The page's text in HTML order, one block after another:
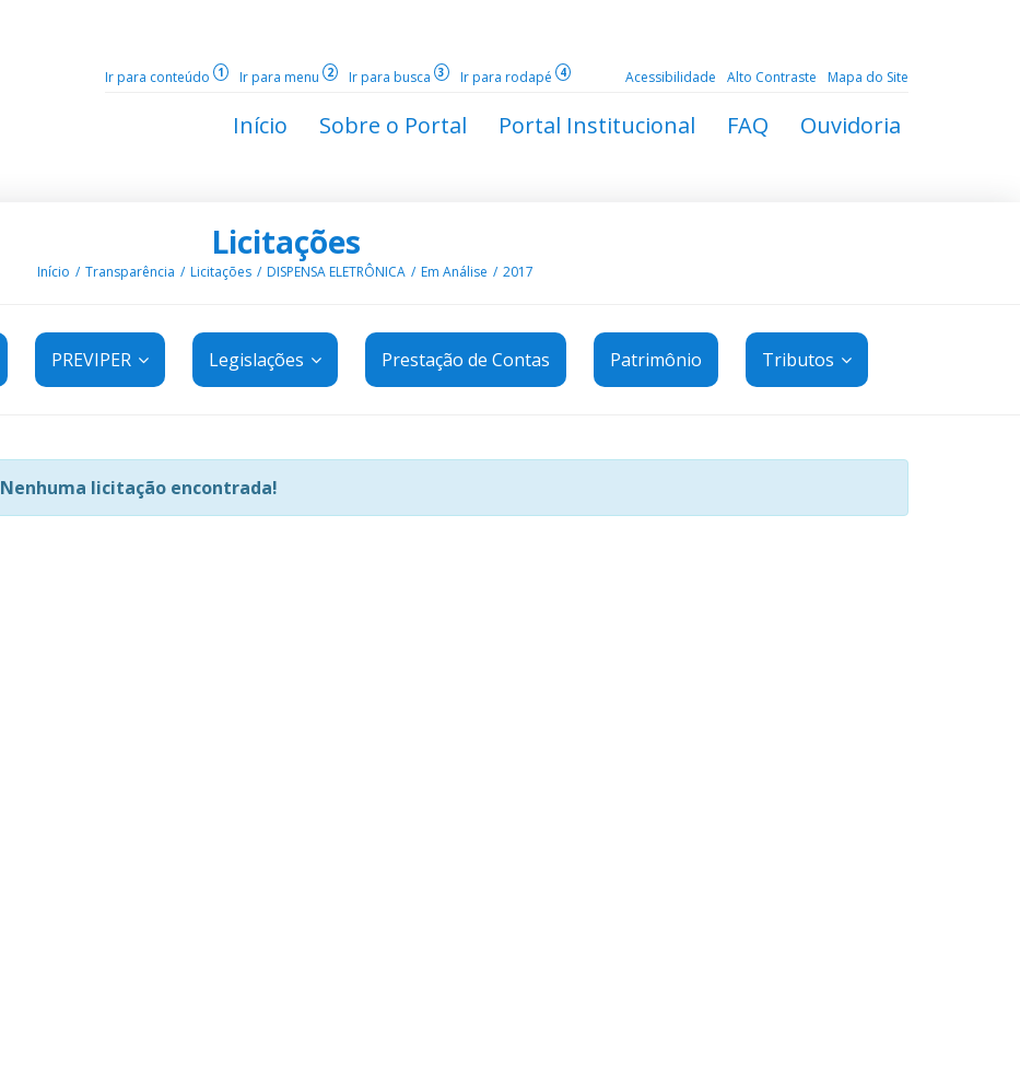
Ir para conteúdo 1 Ir para menu 2 Ir para busca 3 Ir para rodapé 4 Acessibilidade Alto Contraste Mapa do Site
Início Sobre o Portal Portal Institucional FAQ Ouvidoria
Licitações
Início Transparência Licitações DISPENSA ELETRÔNICA Em Análise 2017
PREVIPER Legislações Prestação de Contas Patrimônio Tributos
Nenhuma licitação encontrada!